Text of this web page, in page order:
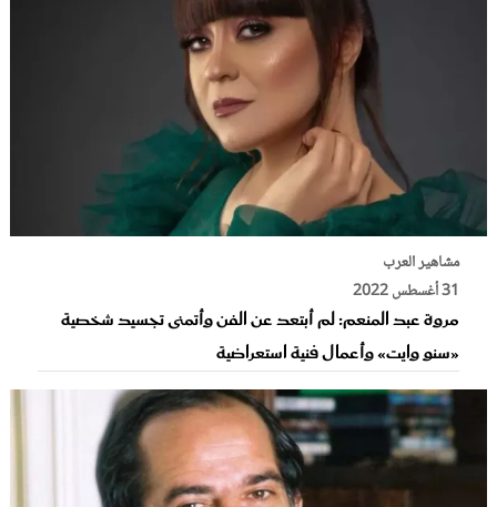
مشاهير العرب
31 أغسطس 2022
مروة عبد المنعم: لم أبتعد عن الفن وأتمنى تجسيد شخصية
«سنو وايت» وأعمال فنية استعراضية